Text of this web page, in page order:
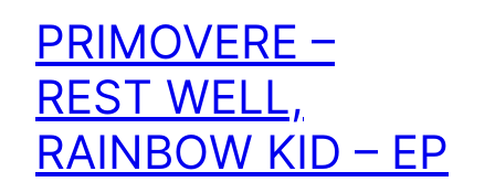
PRIMOVERE –
REST WELL,
RAINBOW KID – EP